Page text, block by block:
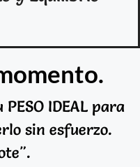
IDEAL para
sin esfuerzo.